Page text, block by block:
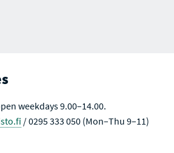
weekdays 9.00–14.00.
/ 0295 333 050 (Mon–Thu 9–11)